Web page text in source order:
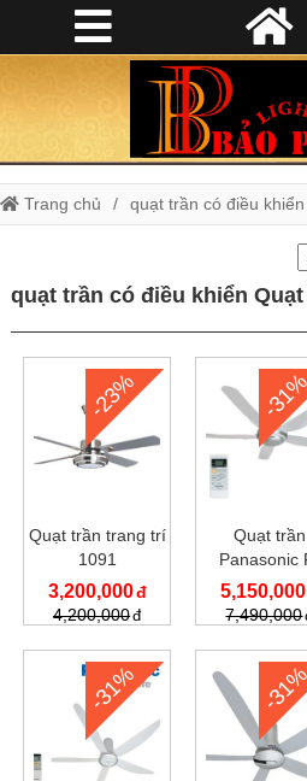
Trang chủ quạt trần có điều
quạt trần có điều khiển
-23%
Quạt trần trang trí
1091
3,200,000
4,200,000
-
Quạt trần
Panasonic
56PZM
5,150,000
7,490,000
-31% -